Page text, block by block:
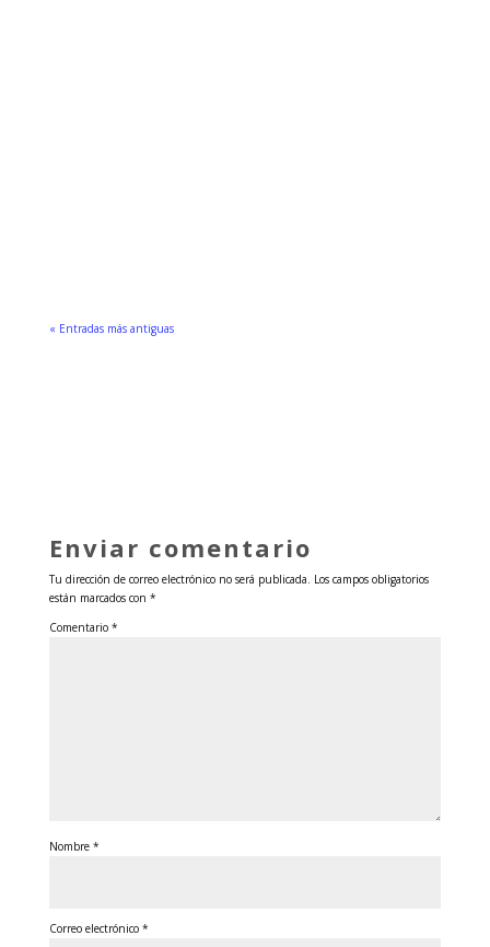
« Entradas más antiguas
Enviar comentario
Tu dirección de correo electrónico no será publicada. Los campos obligatorios
están marcados con *
Comentario *
Nombre *
Correo electrónico *